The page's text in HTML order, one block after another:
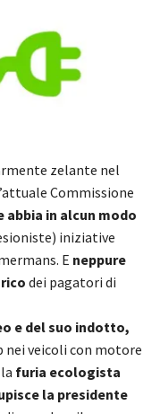
zelante nel
Commissione
abbia in alcun modo
iniziative
E neppure
dei pagatori di
e del suo indotto,
nei veicoli con motore
furia ecologista
la presidente